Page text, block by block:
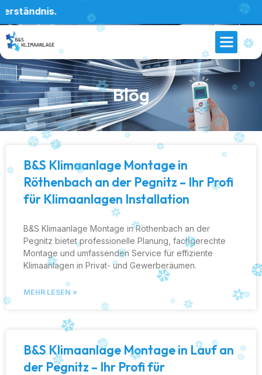
Blog
B&S Klimaanlage Montage in
Röthenbach an der Pegnitz – Ihr Profi
für Klimaanlagen Installation
B&S Klimaanlage Montage in Röthenbach an der
Pegnitz bietet professionelle Planung, fachgerechte
Montage und umfassenden Service für effiziente
Klimaanlagen in Privat- und Gewerberäumen.
MEHR LESEN »
B&S Klimaanlage Montage in Lauf an
der Pegnitz – Ihr Profi für